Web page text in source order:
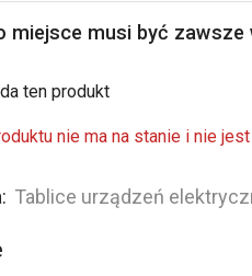
miejsce musi być
ten produkt
nie ma na stanie i nie
Tablice urządzeń